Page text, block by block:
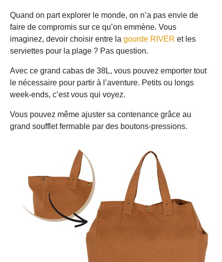
Quand on part explorer le monde, on n’a pas envie de
faire de compromis sur ce qu’on emmène. Vous
imaginez, devoir choisir entre la gourde RIVER et les
serviettes pour la plage ? Pas question.
Avec ce grand cabas de 38L, vous pouvez emporter tout
le nécessaire pour partir à l’aventure. Petits ou longs
week-ends, c’est vous qui voyez.
Vous pouvez même ajuster sa contenance grâce au
grand soufflet fermable par des boutons-pressions.